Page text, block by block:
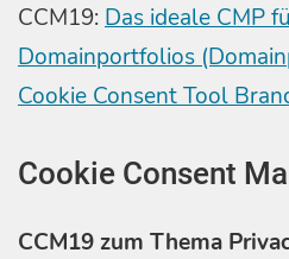
CCM19: Das ideale CMP
Domainportfolios
Cookie Consent Tool
Cookie Consent
CCM19 zum Thema